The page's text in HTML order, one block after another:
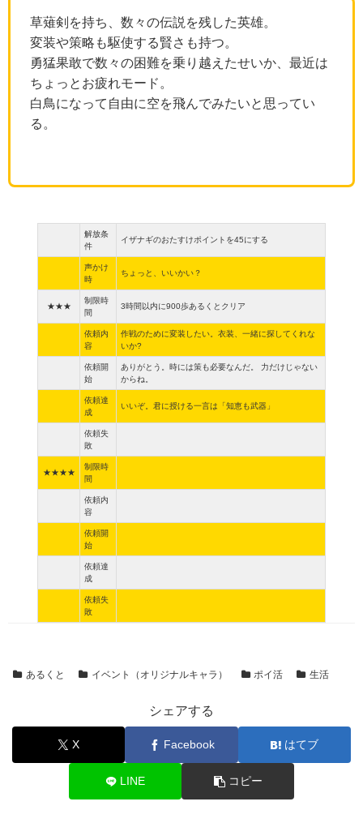
草薙剣を持ち、数々の伝説を残した英雄。
変装や策略も駆使する賢さも持つ。
勇猛果敢で数々の困難を乗り越えたせいか、最近は
ちょっとお疲れモード。
白鳥になって自由に空を飛んでみたいと思ってい
る。
解放条
件
イザナギのおたすけポイントを45にする
声かけ
時
ちょっと、いいかい？
★★★
制限時
間
3時間以内に900歩あるくとクリア
依頼内
容
作戦のために変装したい。衣装、一緒に探してくれな
いか?
依頼開
始
ありがとう。時には策も必要なんだ。 力だけじゃない
からね。
依頼達
成
いいぞ。君に授ける一言は「知恵も武器」
依頼失
敗
★★★★
制限時
間
依頼内
容
依頼開
始
依頼達
成
依頼失
敗
あるくと イベント（オリジナルキャラ） ポイ活 生活
シェアする
X Facebook はてブ
LINE コピー